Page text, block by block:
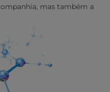
mas também a